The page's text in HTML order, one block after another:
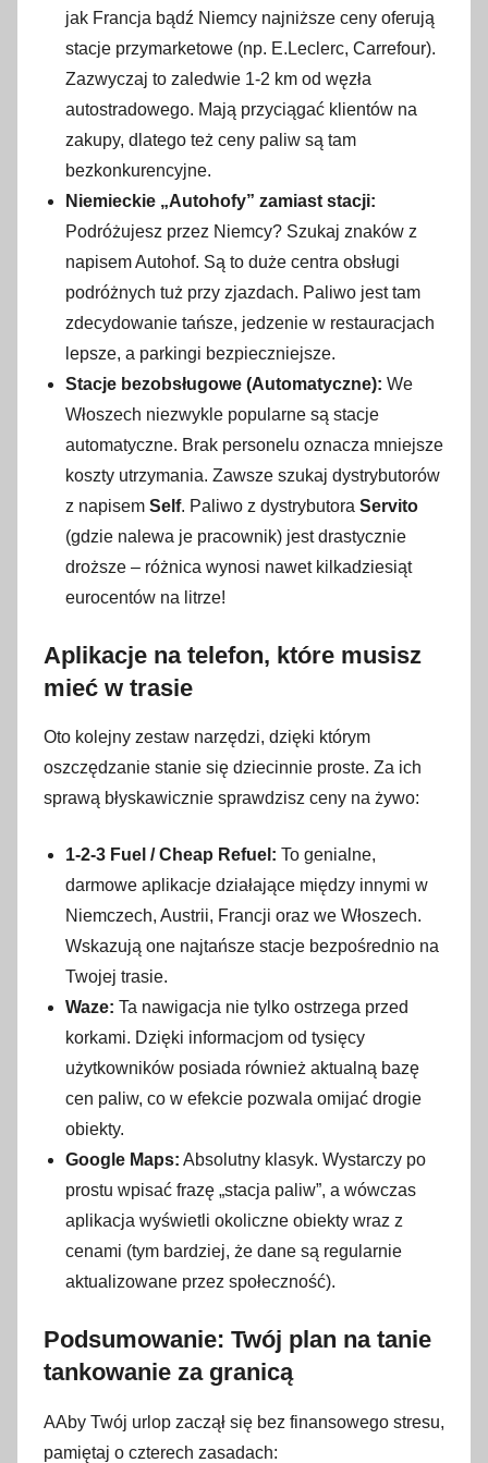
jak Francja bądź Niemcy najniższe ceny oferują
stacje przymarketowe (np. E.Leclerc, Carrefour).
Zazwyczaj to zaledwie 1-2 km od węzła
autostradowego. Mają przyciągać klientów na
zakupy, dlatego też ceny paliw są tam
bezkonkurencyjne.
Niemieckie „Autohofy” zamiast stacji:
Podróżujesz przez Niemcy? Szukaj znaków z
napisem Autohof. Są to duże centra obsługi
podróżnych tuż przy zjazdach. Paliwo jest tam
zdecydowanie tańsze, jedzenie w restauracjach
lepsze, a parkingi bezpieczniejsze.
Stacje bezobsługowe (Automatyczne): We
Włoszech niezwykle popularne są stacje
automatyczne. Brak personelu oznacza mniejsze
koszty utrzymania. Zawsze szukaj dystrybutorów
z napisem Self. Paliwo z dystrybutora Servito
(gdzie nalewa je pracownik) jest drastycznie
droższe – różnica wynosi nawet kilkadziesiąt
eurocentów na litrze!
Aplikacje na telefon, które musisz
mieć w trasie
Oto kolejny zestaw narzędzi, dzięki którym
oszczędzanie stanie się dziecinnie proste. Za ich
sprawą błyskawicznie sprawdzisz ceny na żywo:
1-2-3 Fuel / Cheap Refuel: To genialne,
darmowe aplikacje działające między innymi w
Niemczech, Austrii, Francji oraz we Włoszech.
Wskazują one najtańsze stacje bezpośrednio na
Twojej trasie.
Waze: Ta nawigacja nie tylko ostrzega przed
korkami. Dzięki informacjom od tysięcy
użytkowników posiada również aktualną bazę
cen paliw, co w efekcie pozwala omijać drogie
obiekty.
Google Maps: Absolutny klasyk. Wystarczy po
prostu wpisać frazę „stacja paliw”, a wówczas
aplikacja wyświetli okoliczne obiekty wraz z
cenami (tym bardziej, że dane są regularnie
aktualizowane przez społeczność).
Podsumowanie: Twój plan na tanie
tankowanie za granicą
AAby Twój urlop zaczął się bez finansowego stresu,
pamiętaj o czterech zasadach: